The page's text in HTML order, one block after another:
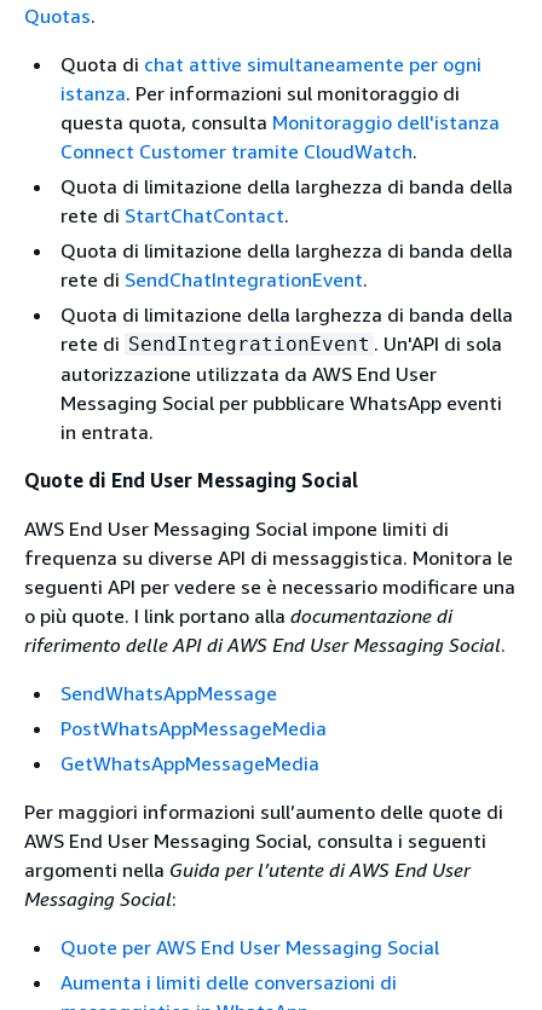
Quotas.
Quota di chat attive simultaneamente per ogni
istanza. Per informazioni sul monitoraggio di
questa quota, consulta Monitoraggio dell'istanza
Connect Customer tramite CloudWatch.
Quota di limitazione della larghezza di banda della
rete di StartChatContact.
Quota di limitazione della larghezza di banda della
rete di SendChatIntegrationEvent.
Quota di limitazione della larghezza di banda della
rete di SendIntegrationEvent . Un'API di sola
autorizzazione utilizzata da AWS End User
Messaging Social per pubblicare WhatsApp eventi
in entrata.
Quote di End User Messaging Social
AWS End User Messaging Social impone limiti di
frequenza su diverse API di messaggistica. Monitora le
seguenti API per vedere se è necessario modificare una
o più quote. I link portano alla documentazione di
riferimento delle API di AWS End User Messaging Social.
SendWhatsAppMessage
PostWhatsAppMessageMedia
GetWhatsAppMessageMedia
Per maggiori informazioni sull’aumento delle quote di
AWS End User Messaging Social, consulta i seguenti
argomenti nella Guida per l’utente di AWS End User
Messaging Social:
Quote per AWS End User Messaging Social
Aumenta i limiti delle conversazioni di